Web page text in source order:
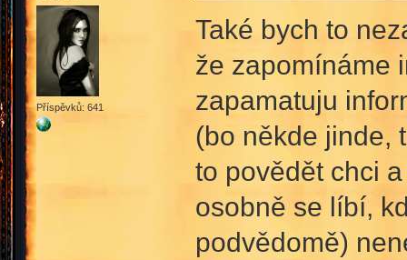
Příspěvků: 641
Také bych to
že zapomínáme
zapamatuju
(bo někde jinde,
to povědět chci
osobně se líbí,
podvědomě)